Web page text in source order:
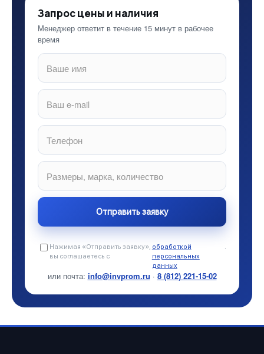
Запрос цены и наличия
Менеджер ответит в течение 15 минут в рабочее
время
Нажимая «Отправить заявку»,
вы соглашаетесь с
обработкой
персональных
данных
.
или почта: info@invprom.ru · 8 (812) 221-15-02